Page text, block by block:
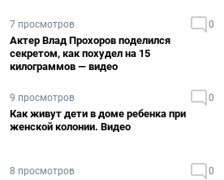
7 просмотров 0
Актер Влад Прохоров поделился
секретом, как похудел на 15
килограммов — видео
9 просмотров 0
Как живут дети в доме ребенка при
женской колонии. Видео
8 просмотров 0